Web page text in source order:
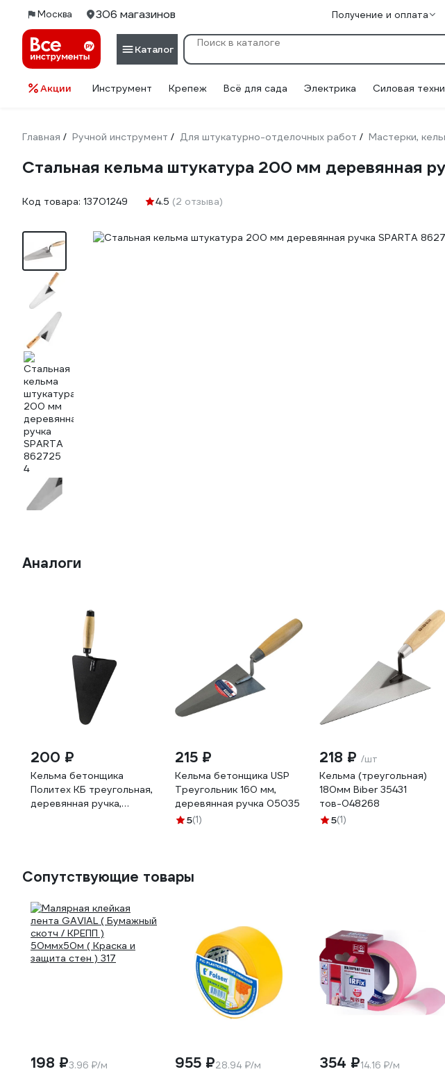
Москва 306 магазинов Получение и оплата
Каталог
Акции Инструмент Крепеж Всё для сада Электрика Силовая
Главная / Ручной инструмент / Для штукатурно-отделочных работ / Мастерки,
Стальная кельма штукатура 200 мм деревянная
Код товара: 13701249 4.5 (2 отзыва)
Аналоги
200 ₽
Кельма бетонщика
Политех КБ треугольная,
деревянная ручка,
215 ₽
Кельма бетонщика USP
Треугольник 160 мм,
деревянная ручка 05035
5(1)
218 ₽ /шт
Кельма (треугольная)
180мм Biber 35431
тов-048268
5(1)
Сопутствующие товары
198 ₽3.96 ₽/м 955 ₽28.94 ₽/м 354 ₽14.16 ₽/м